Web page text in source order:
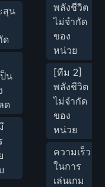
สุน
ด
ป็น
ด
พลังชีวิต
ไม่จำกัด
ของ
หน่วย
[ทีม 2]
พลังชีวิต
ไม่จำกัด
ของ
หน่วย
ความเร็ว
ในการ
เล่นเกม